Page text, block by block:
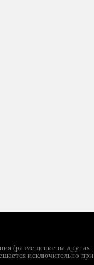
(размещение на других
исключительно при